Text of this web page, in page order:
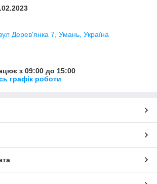
Дерев'янка 7, Умань, Україна
з 09:00 до 15:00
графік роботи